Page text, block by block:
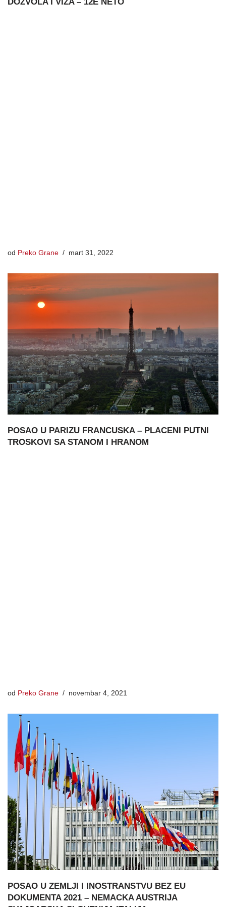
DOZVOLA I VIZA – 12E NETO
od Preko Grane mart 31, 2022
POSAO U PARIZU FRANCUSKA – PLACENI PUTNI
TROSKOVI SA STANOM I HRANOM
od Preko Grane novembar 4, 2021
POSAO U ZEMLJI I INOSTRANSTVU BEZ EU
DOKUMENTA 2021 – NEMACKA AUSTRIJA